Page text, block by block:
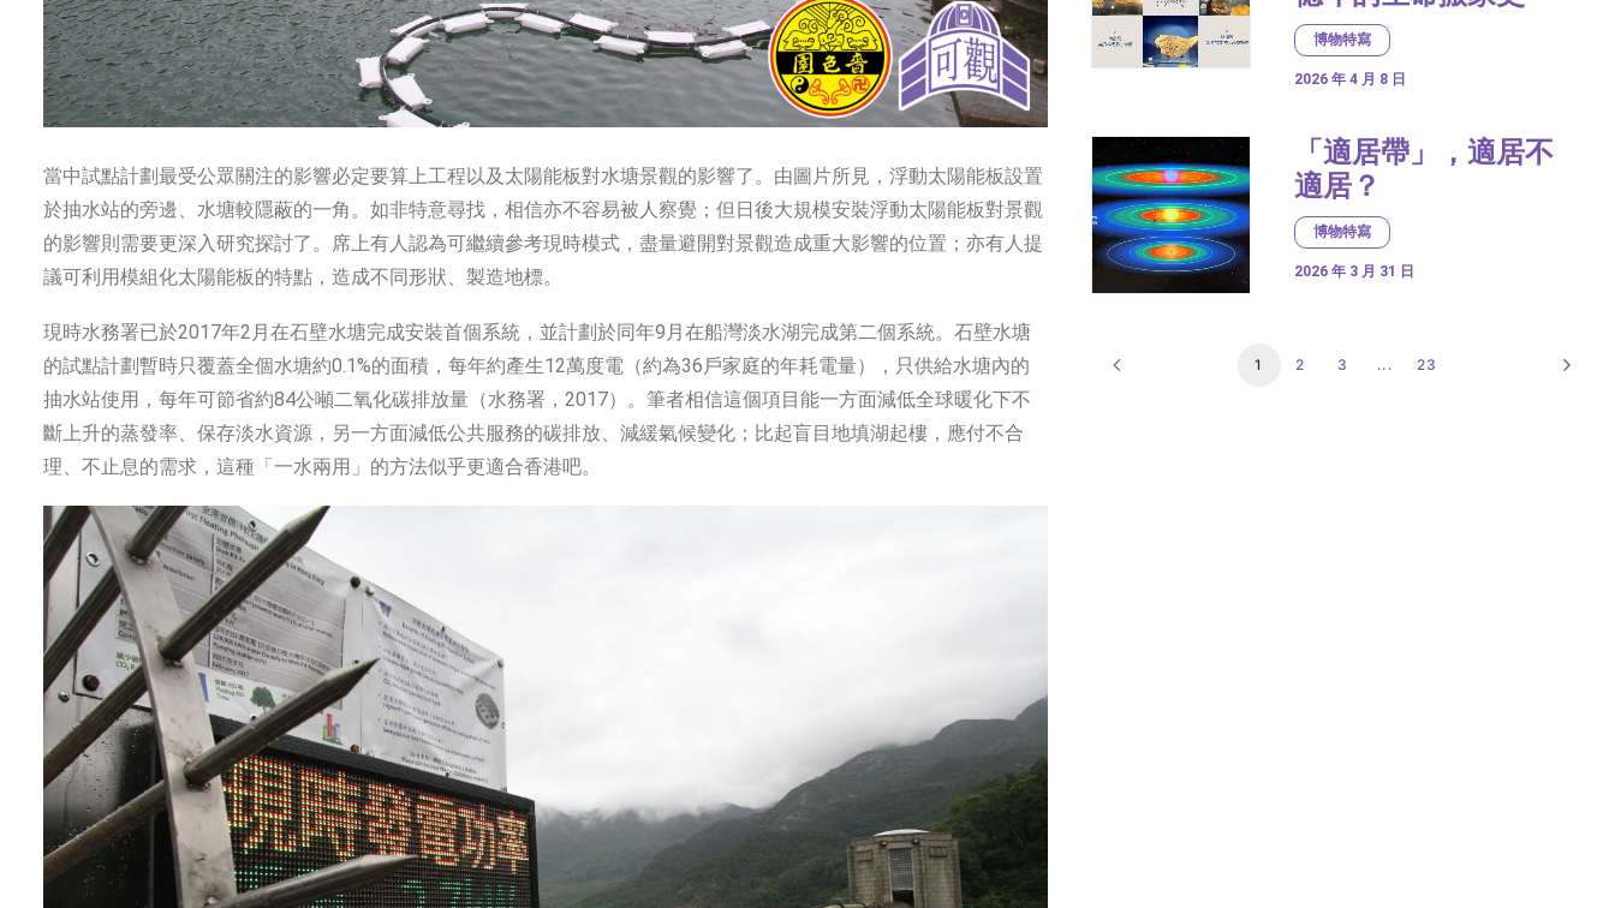
當中試點計劃最受公眾關注的影響必定要算上工程以及太陽能板對水塘景觀的影響了。由圖片所見，浮動太陽能板設置
於抽水站的旁邊、水塘較隱蔽的一角。如非特意尋找，相信亦不容易被人察覺；但日後大規模安裝浮動太陽能板對景觀
的影響則需要更深入研究探討了。席上有人認為可繼續參考現時模式，盡量避開對景觀造成重大影響的位置；亦有人提
議可利用模組化太陽能板的特點，造成不同形狀、製造地標。
現時水務署已於2017年2月在石壁水塘完成安裝首個系統，並計劃於同年9月在船灣淡水湖完成第二個系統。石壁水塘
的試點計劃暫時只覆蓋全個水塘約0.1%的面積，每年約產生12萬度電（約為36戶家庭的年耗電量），只供給水塘內的
抽水站使用，每年可節省約84公噸二氧化碳排放量（水務署，2017）。筆者相信這個項目能一方面減低全球暖化下不
斷上升的蒸發率、保存淡水資源，另一方面減低公共服務的碳排放、減緩氣候變化；比起盲目地填湖起樓，應付不合
理、不止息的需求，這種「一水兩用」的方法似乎更適合香港吧。
博物特寫
2026 年 4 月 8 日
「適居帶」，適居不
適居？
博物特寫
2026 年 3 月 31 日
1 2 3 ... 23